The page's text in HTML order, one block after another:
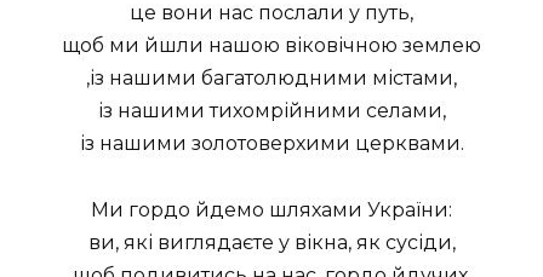
це вони нас послали у путь,
щоб ми йшли нашою віковічною землею
,із нашими багатолюдними містами,
із нашими тихомрійними селами,
із нашими золотоверхими церквами.
Ми гордо йдемо шляхами України:
ви, які виглядаєте у вікна, як сусіди,